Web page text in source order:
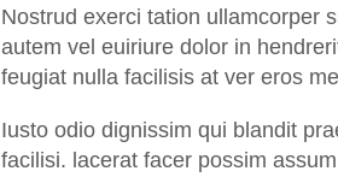
Nostrud exerci tation ullamcorper
autem vel euiriure dolor in
feugiat nulla facilisis at ver eros
Iusto odio dignissim qui blandit
facilisi. lacerat facer possim